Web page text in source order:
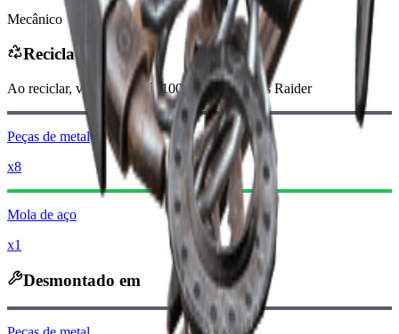
Mecânico
Reciclado em
Ao reciclar, você receberá -100 menos Moedas Raider
Peças de metal
x8
Mola de aço
x1
Desmontado em